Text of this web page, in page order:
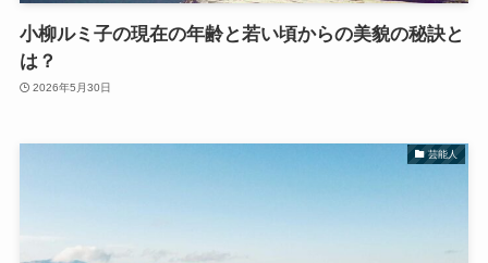
小柳ルミ子の現在の年齢と若い頃からの美貌の秘訣と
は？
2026年5月30日
芸能人